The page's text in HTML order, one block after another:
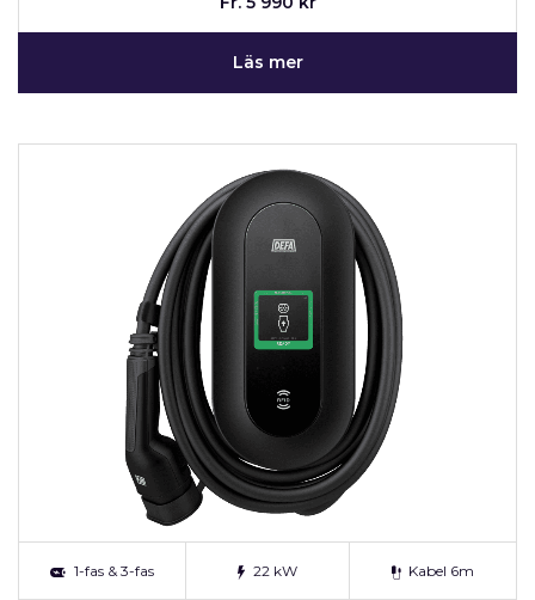
Läs mer
1-fas & 3-fas 22 kW Kabel 6m